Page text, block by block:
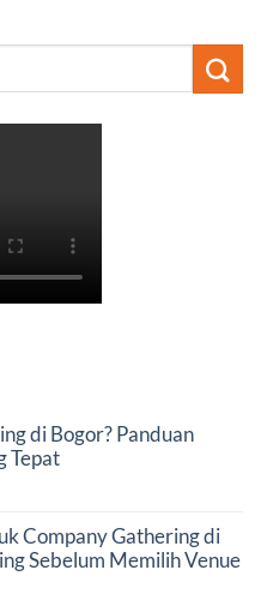
di Bogor? Panduan
Tepat
Company Gathering di
Sebelum Memilih Venue